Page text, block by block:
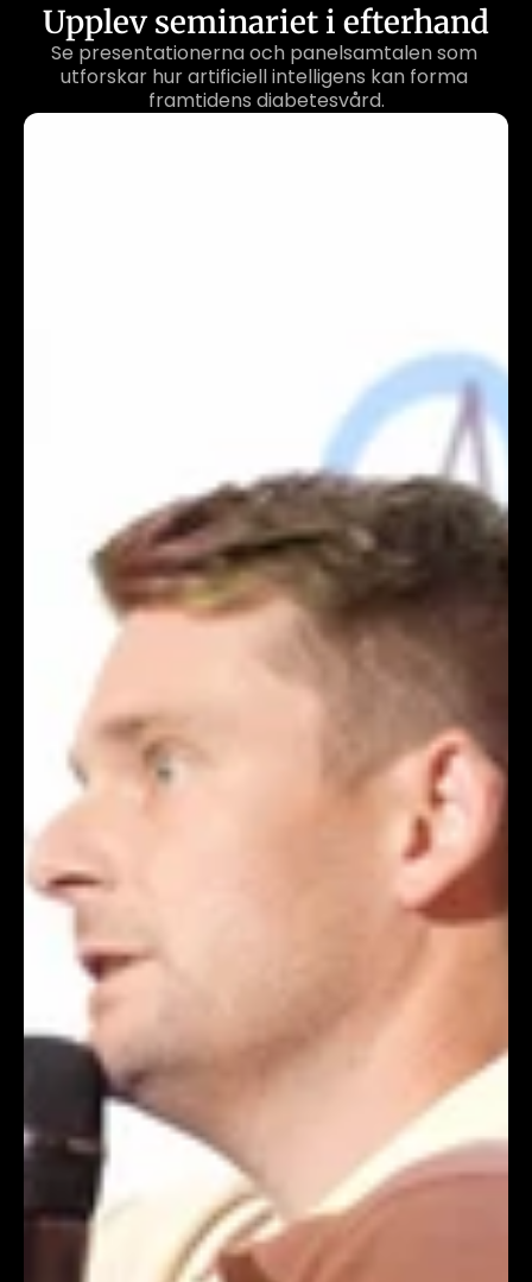
Upplev seminariet i efterhand
Se presentationerna och panelsamtalen som
utforskar hur artificiell intelligens kan forma
framtidens diabetesvård.